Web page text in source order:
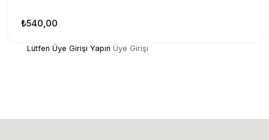
₺540,00
Lütfen Üye Girişi Yapın Üye Girişi